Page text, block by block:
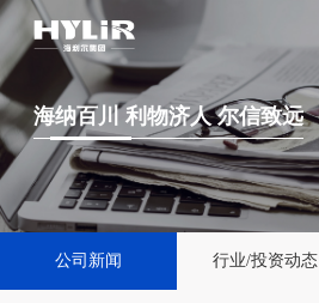
海纳百川 利物济人 尔信致远
海纳百川 利物济人 尔信致远
海纳百川 利物济人 尔信致远
公司新闻 行业/投资动态